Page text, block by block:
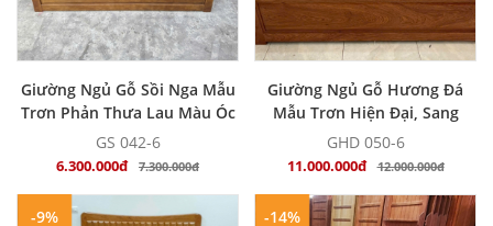
MUA NGAY
Giường Ngủ Gỗ Sồi Nga Mẫu
Trơn Phản Thưa Lau Màu Óc
Chó
GS 042-6
6.300.000đ 7.300.000đ
MUA NGAY
Giường Ngủ Gỗ Hương Đá
Mẫu Trơn Hiện Đại, Sang
Trọng
GHD 050-6
11.000.000đ 12.000.000đ
-9% -14%